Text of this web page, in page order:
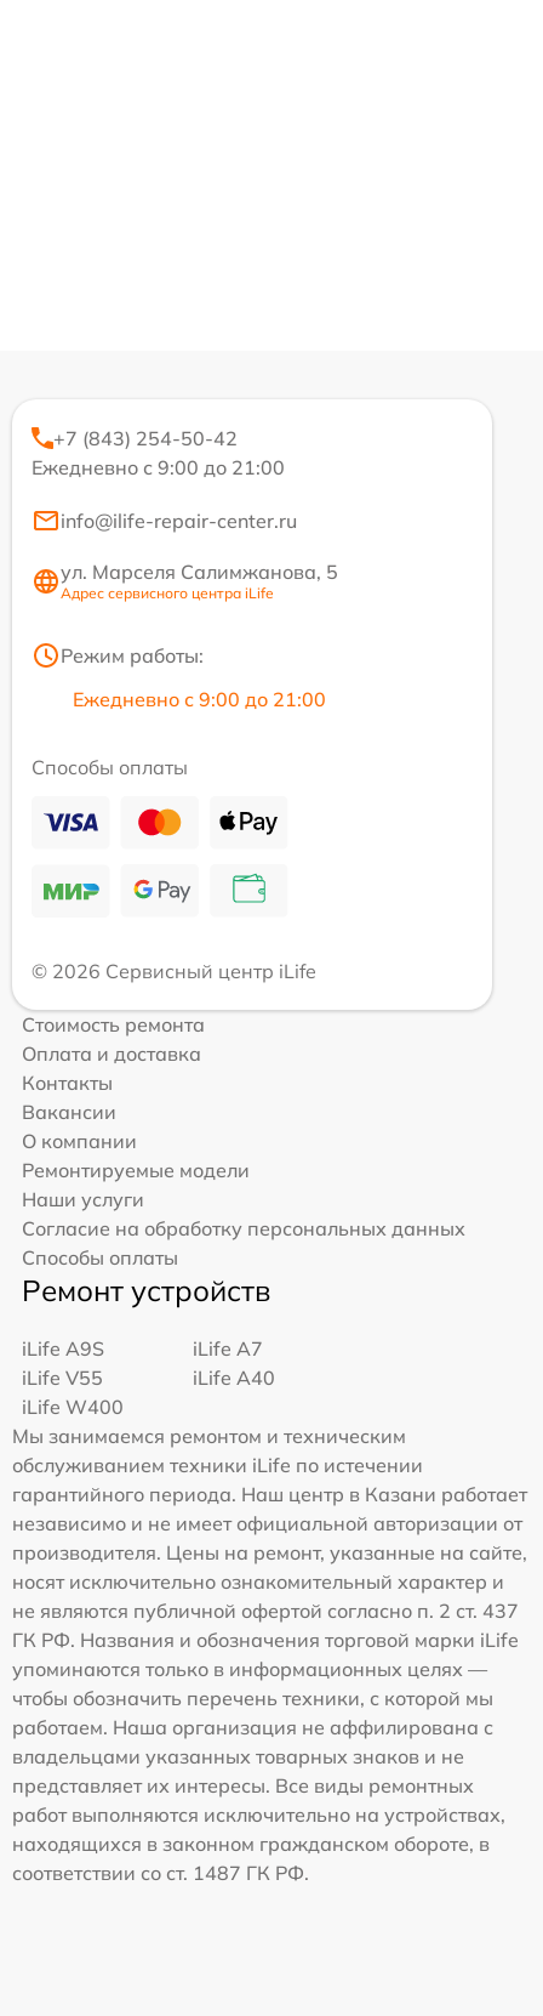
+7 (843) 254-50-42
Ежедневно с 9:00 до 21:00
info@ilife-repair-center.ru
ул. Марселя Салимжанова, 5
Адрес сервисного центра iLife
Режим работы:
Ежедневно с 9:00 до 21:00
Способы оплаты
© 2026 Сервисный центр iLife
Стоимость ремонта
Оплата и доставка
Контакты
Вакансии
О компании
Ремонтируемые модели
Наши услуги
Согласие на обработку персональных данных
Способы оплаты
Ремонт устройств
iLife A9S
iLife A7
iLife V55
iLife A40
iLife W400
Мы занимаемся ремонтом и техническим
обслуживанием техники iLife по истечении
гарантийного периода. Наш центр в Казани работает
независимо и не имеет официальной авторизации от
производителя. Цены на ремонт, указанные на сайте,
носят исключительно ознакомительный характер и
не являются публичной офертой согласно п. 2 ст. 437
ГК РФ. Названия и обозначения торговой марки iLife
упоминаются только в информационных целях —
чтобы обозначить перечень техники, с которой мы
работаем. Наша организация не аффилирована с
владельцами указанных товарных знаков и не
представляет их интересы. Все виды ремонтных
работ выполняются исключительно на устройствах,
находящихся в законном гражданском обороте, в
соответствии со ст. 1487 ГК РФ.